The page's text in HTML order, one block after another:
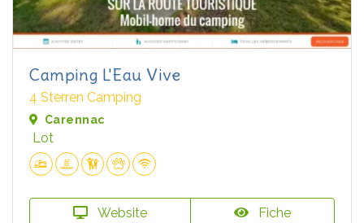
Camping L'Eau Vive
4 Sterren Camping
Carennac
Lot
Website Fiche